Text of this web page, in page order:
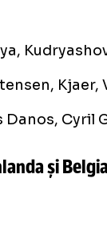
Cyril
și